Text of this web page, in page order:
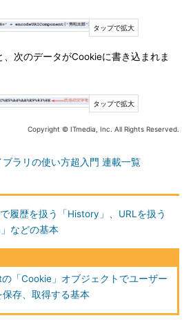
次のデータがCookieに書き込まれま
Copyright © ITmedia, Inc. All Rights Reserved.
ラリの使い方超入門 連載一覧
履歴を扱う「History」、URLを扱う
などの基本
「Cookie」オブジェクトでユーザー
存、取得する基本